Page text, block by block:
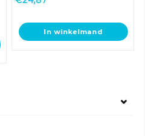
In winkelmand